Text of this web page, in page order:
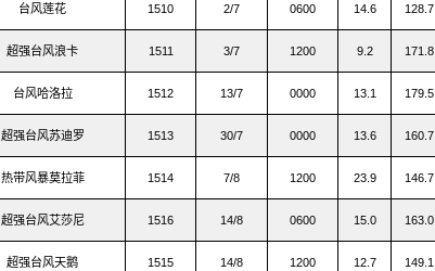
台风莲花 1510 2/7 0600 14.6 128.7
超强台风浪卡 1511 3/7 1200 9.2 171.8
台风哈洛拉 1512 13/7 0000 13.1 179.5
超强台风苏迪罗 1513 30/7 0000 13.6 160.7
热带风暴莫拉菲 1514 7/8 1200 23.9 146.7
超强台风艾莎尼 1516 14/8 0600 15.0 163.0
超强台风天鹅 1515 14/8 1200 12.7 149.1